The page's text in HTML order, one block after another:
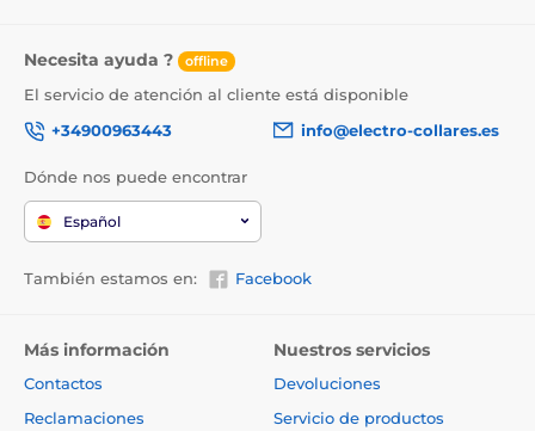
Dosificación:
15 kg 12 uds
> 30 kg > 22 uds
Necesita ayuda ? offline
El servicio de atención al cliente está disponible
+34900963443
info@electro-collares.es
Dónde nos puede encontrar
Español
También estamos en: Facebook
Más información
Contactos
Reclamaciones
Nuestros servicios
Devoluciones
Servicio de productos